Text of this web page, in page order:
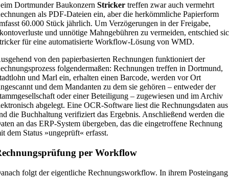
Dortmunder BaukonzernStricker treffen zwar auch vermehrt
als PDF-Dateien ein, aber die herkömmliche Papierform
60.000 Stück jährlich. Um Verzögerungen in der Freigabe,
und unnötige Mahngebühren zu vermeiden, entschied
für eine automatisierte Workflow-Lösung von WMD.
von den papierbasierten Rechnungen funktioniert der
folgendermaßen: Rechnungen treffen in Dortmund,
und Marl ein, erhalten einen Barcode, werden vor Ort
und dem Mandanten zu dem sie gehören – entweder der
oder einer Beteiligung – zugewiesen und im Archiv
abgelegt. Eine OCR-Software liest die Rechnungsdaten aus
die Buchhaltung verifiziert das Ergebnis. Anschließend werden die
an das ERP-System übergeben, das die eingetroffene Rechnung
dem Status »ungeprüft« erfasst.
per Workflow
folgt der eigentliche Rechnungsworkflow. In ihrem Posteingang